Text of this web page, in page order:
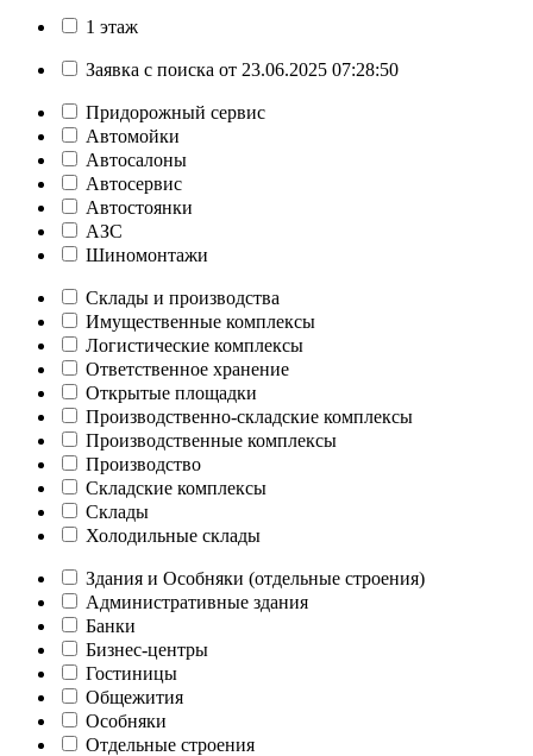
1 этаж
Заявка с поиска от 23.06.2025 07:28:50
Придорожный сервис
Автомойки
Автосалоны
Автосервис
Автостоянки
АЗС
Шиномонтажи
Склады и производства
Имущественные комплексы
Логистические комплексы
Ответственное хранение
Открытые площадки
Производственно-складские комплексы
Производственные комплексы
Производство
Складские комплексы
Склады
Холодильные склады
Здания и Особняки (отдельные строения)
Административные здания
Банки
Бизнес-центры
Гостиницы
Общежития
Особняки
Отдельные строения